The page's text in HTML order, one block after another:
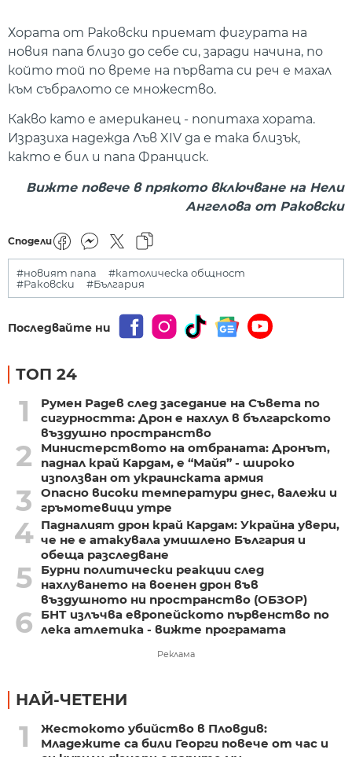
Хората от Раковски приемат фигурата на
новия папа близо до себе си, заради начина, по
който той по време на първата си реч е махал
към събралото се множество.
Какво като е американец - попитаха хората.
Изразиха надежда Лъв XIV да е така близък,
както е бил и папа Франциск.
Вижте повече в прякото включване на Нели
Ангелова от Раковски
Сподели
#новият папа
#католическа общност
#Раковски
#България
Последвайте ни
ТОП 24
1
Румен Радев след заседание на Съвета по
сигурността: Дрон е нахлул в българското
въздушно пространство
2
Министерството на отбраната: Дронът,
паднал край Кардам, е “Майя” - широко
използван от украинската армия
3
Опасно високи температури днес, валежи и
гръмотевици утре
4 Падналият дрон край Кардам: Украйна увери,
че не е атакувала умишлено България и
обеща разследване
5
Бурни политически реакции след
нахлуването на военен дрон във
въздушното ни пространство (ОБЗОР)
6
БНТ излъчва европейското първенство по
лека атлетика - вижте програмата
Реклама
НАЙ-ЧЕТЕНИ
1
Жестокото убийство в Пловдив:
Младежите са били Георги повече от час и